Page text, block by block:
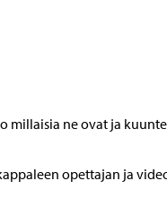
millaisia ne ovat ja
opettajan ja